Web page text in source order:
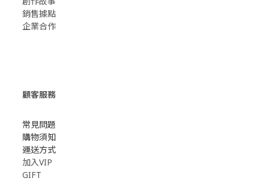
​銷售據點
企業合作
顧客服務
常見問題
購物須知
運送方式
加入VIP
GIFT